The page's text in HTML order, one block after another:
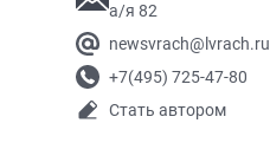
а/я 82
newsvrach@lvrach.ru
+7(495) 725-47-80
Стать автором